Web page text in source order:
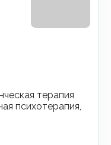
психотерапия,